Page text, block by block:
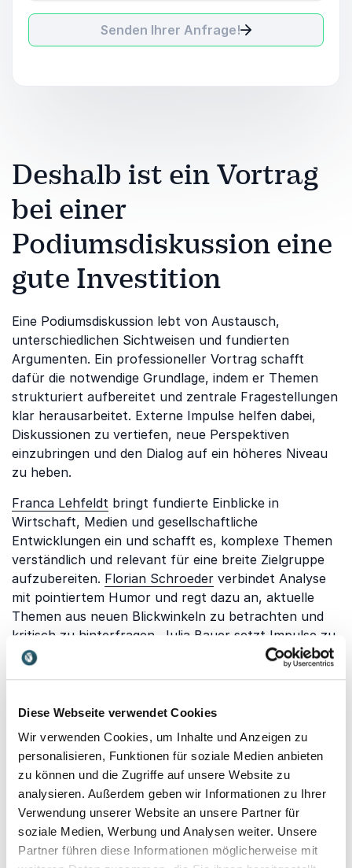
Diese Webseite verwendet Cookies
Wir verwenden Cookies, um Inhalte und Anzeigen zu
personalisieren, Funktionen für soziale Medien anbieten
zu können und die Zugriffe auf unsere Website zu
analysieren. Außerdem geben wir Informationen zu Ihrer
Verwendung unserer Website an unsere Partner für
soziale Medien, Werbung und Analysen weiter. Unsere
Partner führen diese Informationen möglicherweise mit
Senden Ihrer Anfrage!
Deshalb ist ein Vortrag
bei einer
Podiumsdiskussion eine
gute Investition
Eine Podiumsdiskussion lebt von Austausch,
unterschiedlichen Sichtweisen und fundierten
Argumenten. Ein professioneller Vortrag schafft
dafür die notwendige Grundlage, indem er Themen
strukturiert aufbereitet und zentrale Fragestellungen
klar herausarbeitet. Externe Impulse helfen dabei,
Diskussionen zu vertiefen, neue Perspektiven
einzubringen und den Dialog auf ein höheres Niveau
zu heben.
Franca Lehfeldt bringt fundierte Einblicke in
Wirtschaft, Medien und gesellschaftliche
Entwicklungen ein und schafft es, komplexe Themen
verständlich und relevant für eine breite Zielgruppe
aufzubereiten. Florian Schroeder verbindet Analyse
mit pointiertem Humor und regt dazu an, aktuelle
Themen aus neuen Blickwinkeln zu betrachten und
kritisch zu hinterfragen.
Julia Bauer setzt Impulse zu
Kommunikation, Wirkung und Auftritt und
unterstützt dabei, Argumente klar zu formulieren
sich deshalb besonders, weil sie die Qualität der
gesamten Podiumsdiskussion steigert. Teilnehmende
erhalten Orientierung, das Publikum wird besser
eingebunden und die Diskussion gewinnt an Tiefe und
Relevanz. So wird Ihre Podiumsdiskussion nicht nur
informativ, sondern auch lebendig und nachhaltig
wirksam.